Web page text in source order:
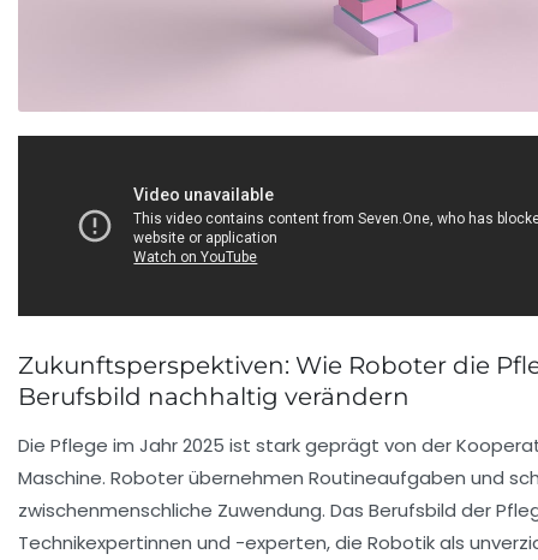
Zukunftsperspektiven: Wie Roboter die
Berufsbild nachhaltig verändern
Die Pflege im Jahr 2025 ist stark geprägt von der
Maschine. Roboter übernehmen Routineaufgaben und
zwischenmenschliche Zuwendung. Das Berufsbild der
Technikexpertinnen und -experten, die Robotik als